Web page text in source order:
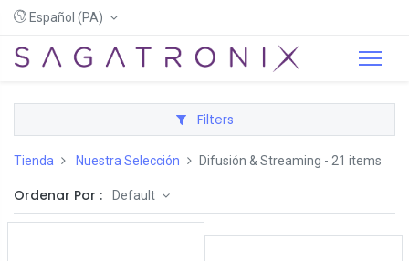
Español (PA)
Filters
Tienda Nuestra Selección Difusión & Streaming - 21 items
Ordenar Por : Default